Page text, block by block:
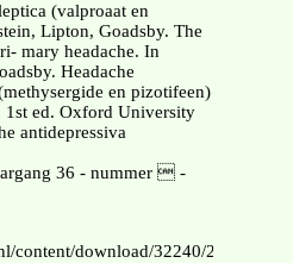
(valproaat en
Lipton, Goadsby. The
mary headache. In
Headache
en pizotifeen)
ed. Oxford University
antidepressiva
36 - nummer  -
content/download/32240/203368/